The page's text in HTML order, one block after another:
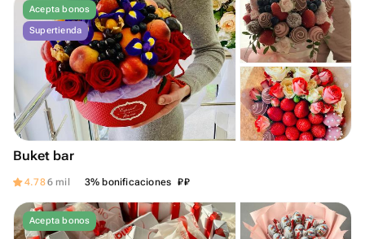
Acepta bonos
Supertienda
Buket bar
4.786 mil 3% bonificaciones ₽₽
Acepta bonos